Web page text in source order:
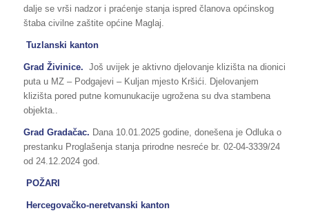
dalje se vrši nadzor i praćenje stanja ispred članova općinskog
štaba civilne zaštite općine Maglaj.
Tuzlanski kanton
Grad Živinice. Još uvijek je aktivno djelovanje klizišta na dionici
puta u MZ – Podgajevi – Kuljan mjesto Kršići. Djelovanjem
klizišta pored putne komunukacije ugrožena su dva stambena
objekta..
Grad Gradačac. Dana 10.01.2025 godine, donešena je Odluka o
prestanku Proglašenja stanja prirodne nesreće br. 02-04-3339/24
od 24.12.2024 god.
POŽARI
Hercegovačko-neretvanski kanton